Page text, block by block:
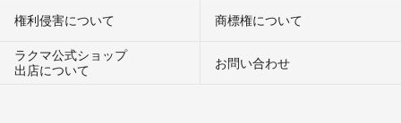
権利侵害について
商標権について
ラクマ公式ショップ
出店について
お問い合わせ